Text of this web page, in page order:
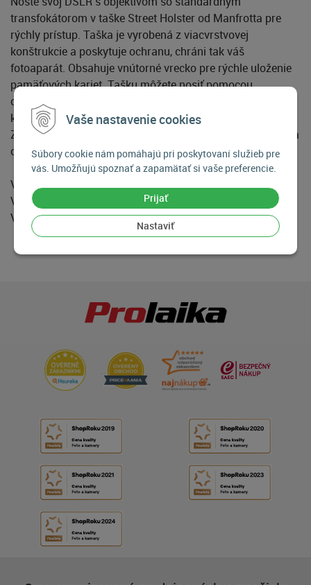
Vaše nastavenie cookies
Súbory cookie nám pomáhajú pri poskytovaní služieb pre
vás. Umožňujú spoznať a zapamätať si vaše preferencie.
Prijať
Nastaviť
transfokátorom v taške Street Holster od Manfrotta pre
rýchly prístup. Taška je vyrobená z viacvrstvovej
konštrukcie a poskytuje ochranu, chráni tak váš
fotoaparát. Obsahuje vnútorné vrecko pre rýchle uloženie
pamäťových kariet. Tašku môžete nosiť pomocou
odnímateľného nastaviteľného ramenného popruhu s
klzným komfortom alebo hornou polstrovanou rukoväťou.
Za účelom ďalšieho pohodlia je k dispozícii zadný úchyt na
opasok pre ľahké nosenie.
Vonkajšie rozmery .................. 18.0 x 15.0 x 14.5 cm
Vnútorné rozmery ................... 16.0 x 13.0 x 10.0 cm
Vaha......................... 0.3 kg